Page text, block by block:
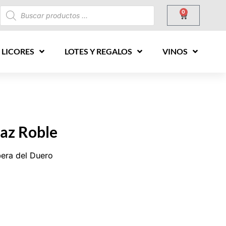
0
LOTES Y REGALOS VINOS
Roble
del Duero